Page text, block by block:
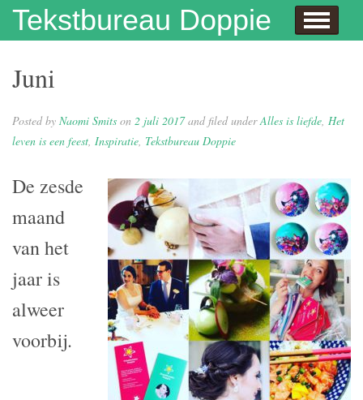
Tekstbureau Doppie
Hallo
Dit doe ik!
Dit doe ik ook!
Enthousiaste opdrachtgevers
Over mij
Publicaties
Wie niet leest is gek
Juf Naomi klapt uit de school
Eh…juf, hoe krijg je eigenlijk kinderen?
Columns
In de media
Contact
Privacybeleid
Juni
Posted by Naomi Smits on 2 juli 2017 and filed underAlles is liefde, Het
leven is een feest, Inspiratie, Tekstbureau Doppie
De zesde
maand
van het
jaar is
alweer
voorbij.